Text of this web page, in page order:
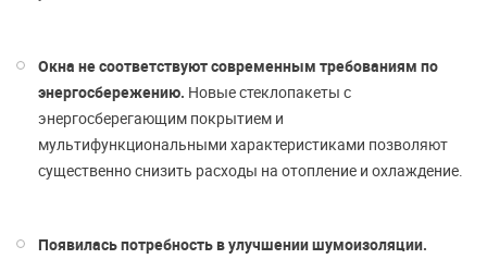
Окна не соответствуют современным требованиям по
энергосбережению. Новые стеклопакеты с
энергосберегающим покрытием и
мультифункциональными характеристиками позволяют
существенно снизить расходы на отопление и охлаждение.
Появилась потребность в улучшении шумоизоляции.